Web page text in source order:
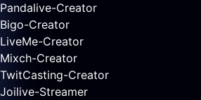
Pandalive-Creator
Bigo-Creator
LiveMe-Creator
Mixch-Creator
TwitCasting-Creator
Joilive-Streamer